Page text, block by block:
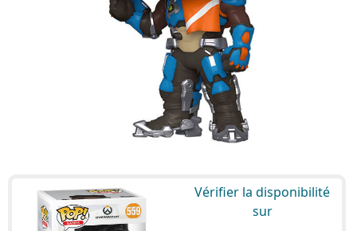
Vérifier la disponibilité
sur